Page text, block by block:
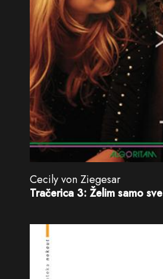
Cecily von Ziegesar
Tračerica 3: Želim samo sve